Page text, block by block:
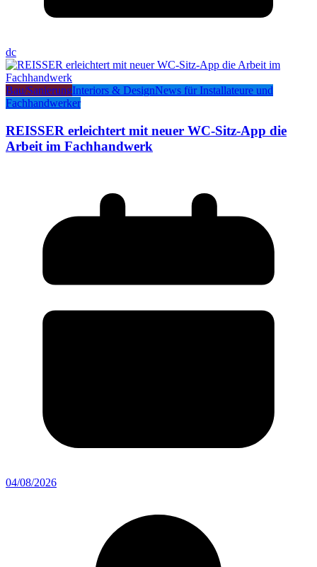
dc
Bau/SanierungInteriors & DesignNews für Installateure und
Fachhandwerker
REISSER erleichtert mit neuer WC-Sitz-App die
Arbeit im Fachhandwerk
04/08/2026